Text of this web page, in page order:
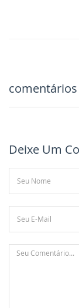
comentários
Deixe Um